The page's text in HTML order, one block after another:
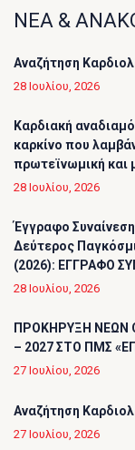
ΝΕΑ &
Αναζήτηση
28 Ιουλίου, 2026
Καρδιακή
καρκίνο που
πρωτεϊνωμική και
28 Ιουλίου, 2026
Έγγραφο
Δεύτερος
(2026): ΕΓΓΡΑΦΟ
28 Ιουλίου, 2026
ΠΡΟΚΗΡΥΞΗ ΝΕΩΝ
– 2027 ΣΤΟ ΠΜΣ
27 Ιουλίου, 2026
Αναζήτηση
27 Ιουλίου, 2026